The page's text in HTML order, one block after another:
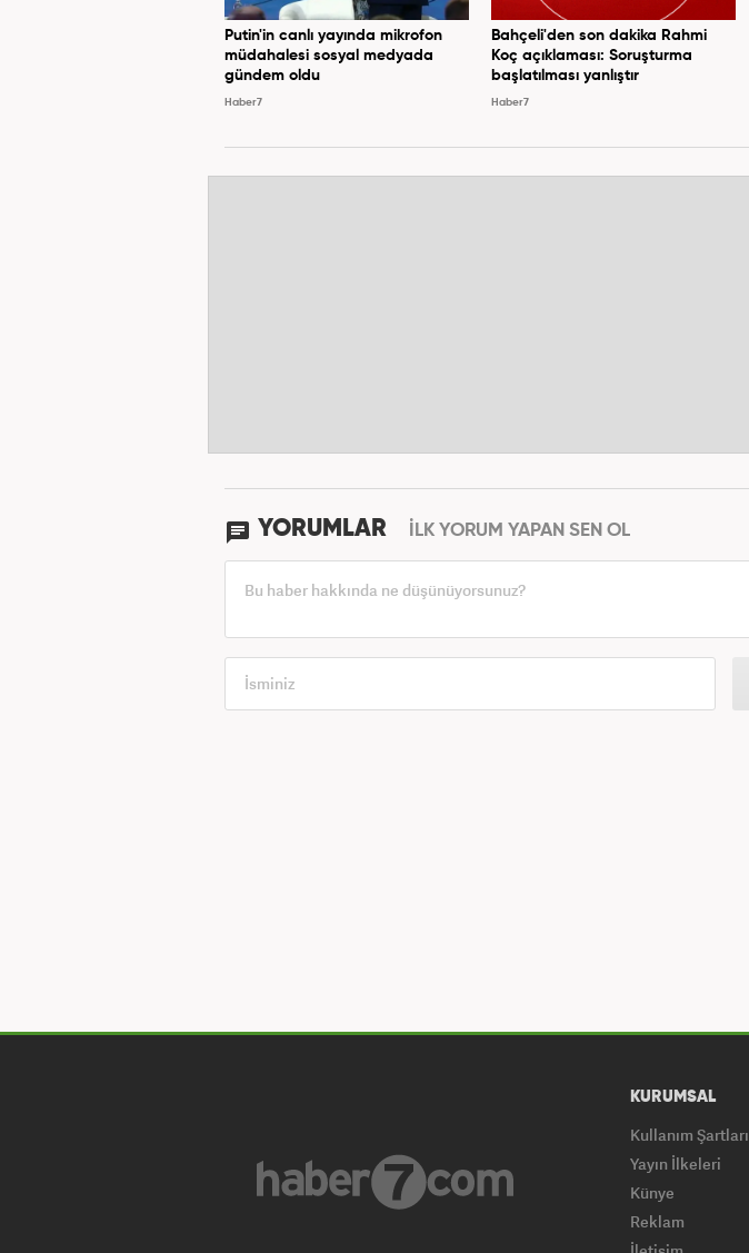
Putin'in canlı yayında mikrofon
müdahalesi sosyal medyada
gündem oldu
Haber7
Bahçeli'den son dakika Rahmi
Koç açıklaması: Soruşturma
başlatılması yanlıştır
Haber7
YORUMLAR İLK YORUM YAPAN SEN OL
KURUMSAL
Kullanım Şartları
Yayın İlkeleri
Künye
Reklam